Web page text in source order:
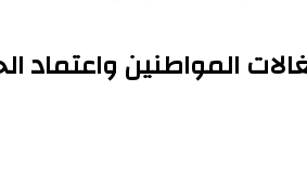
المواطنين واعتماد